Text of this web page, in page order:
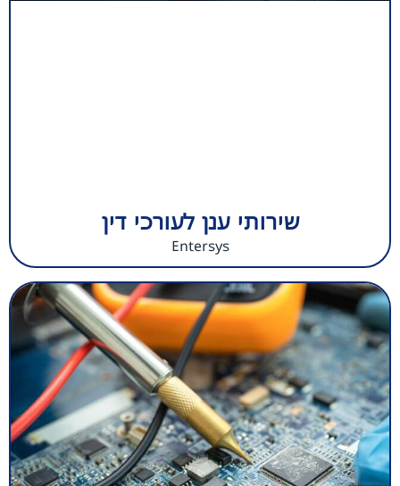
שירותי ענן לעורכי דין
Entersys